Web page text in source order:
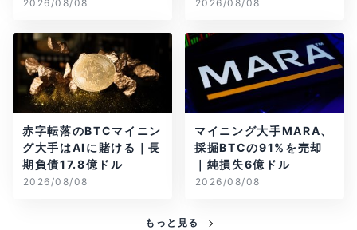
2026/08/08 2026/08/08
赤字転落のBTCマイニン
グ大手はAIに賭ける｜長
期負債17.8億ドル
2026/08/08
マイニング大手MARA、
採掘BTCの91%を売却
｜純損失6億ドル
2026/08/08
もっと見る